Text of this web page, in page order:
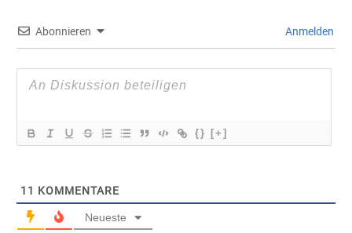
Abonnieren Anmelden
{} [+]
11 KOMMENTARE
Neueste